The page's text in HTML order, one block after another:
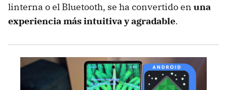
linterna o el Bluetooth, se ha convertido en una
experiencia más intuitiva y agradable.